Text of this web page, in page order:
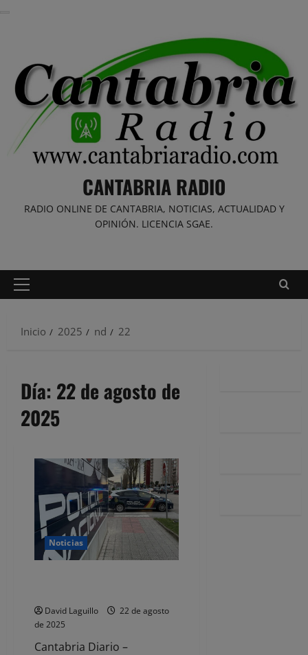
CANTABRIA RADIO
RADIO ONLINE DE CANTABRIA, NOTICIAS, ACTUALIDAD Y
OPINIÓN. LICENCIA SGAE.
Menú
Inicio
2025 nd 22
Día: 22 de agosto de
2025
Noticias
David Laguillo
22 de agosto
de 2025
Cantabria Diario –